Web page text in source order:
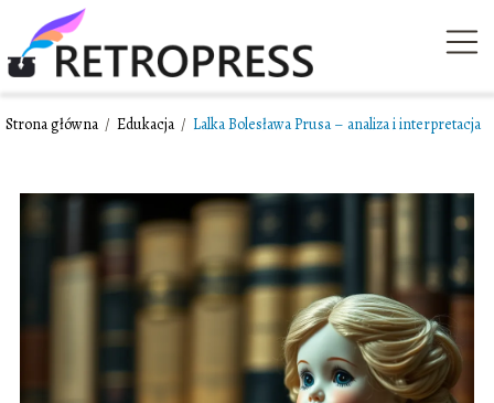
Strona główna / Edukacja / Lalka Bolesława Prusa – analiza i interpretacja